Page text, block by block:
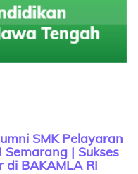
SMK Pelayaran
Semarang | Sukses
di BAKAMLA RI